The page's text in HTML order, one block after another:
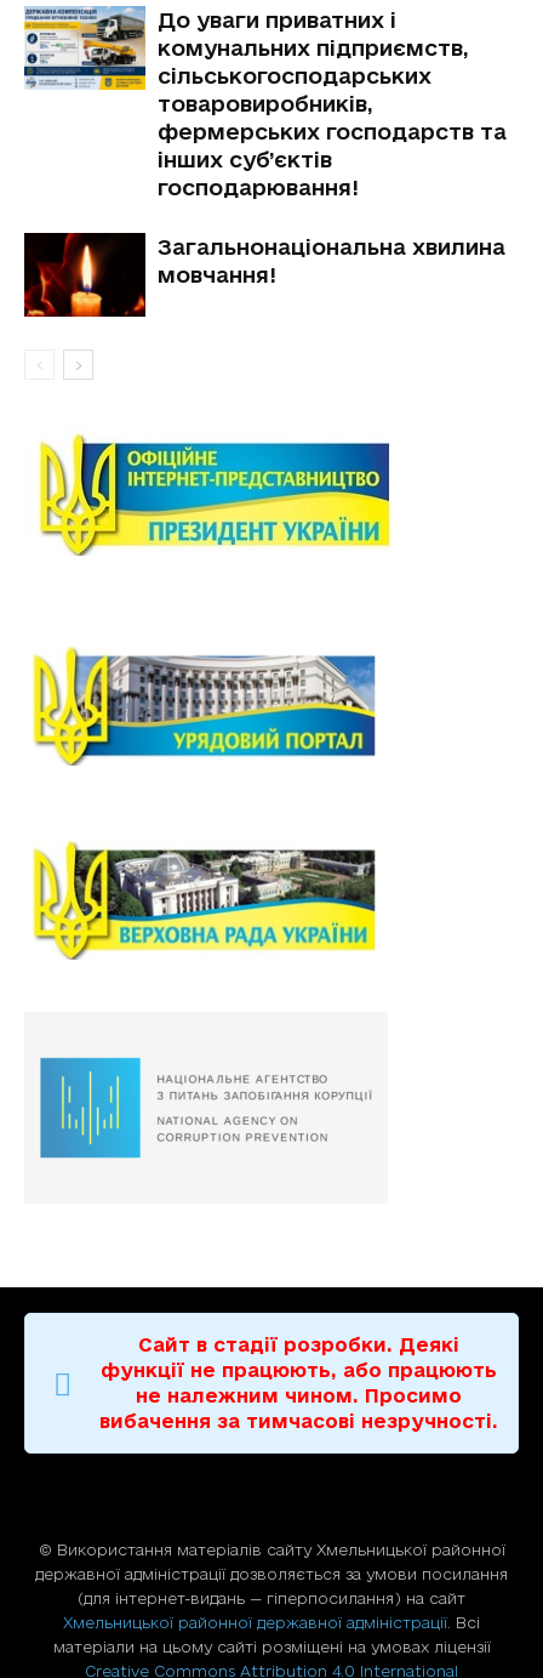
До уваги приватних і
комунальних підприємств,
сільськогосподарських
товаровиробників,
фермерських господарств та
інших суб’єктів
господарювання!
Загальнонаціональна хвилина
мовчання!
Сайт в стадії розробки. Деякі
функції не працюють, або працюють
не належним чином. Просимо
вибачення за тимчасові незручності.
© Використання матерiалiв сайту Хмельницької районної
державної адміністрації дозволяється за умови посилання
(для iнтернет-видань — гiперпосилання) на сайт
Хмельницької районної державної адміністрації . Всі
матеріали на цьому сайті розміщені на умовах ліцензії
Creative Commons Attribution 4.0 International